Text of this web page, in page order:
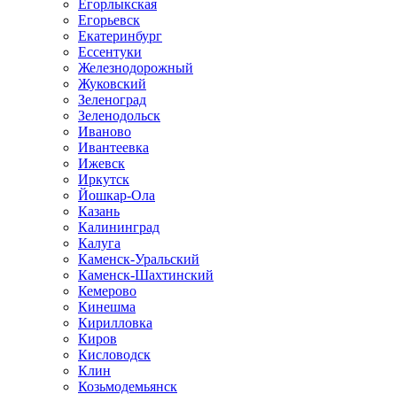
Егорлыкская
Егорьевск
Екатеринбург
Ессентуки
Железнодорожный
Жуковский
Зеленоград
Зеленодольск
Иваново
Ивантеевка
Ижевск
Иркутск
Йошкар-Ола
Казань
Калининград
Калуга
Каменск-Уральский
Каменск-Шахтинский
Кемерово
Кинешма
Кирилловка
Киров
Кисловодск
Клин
Козьмодемьянск